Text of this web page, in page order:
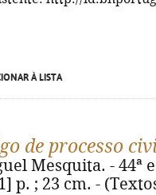
À LISTA
de processo
Mesquita. - 44ª
p. ; 23 cm. -